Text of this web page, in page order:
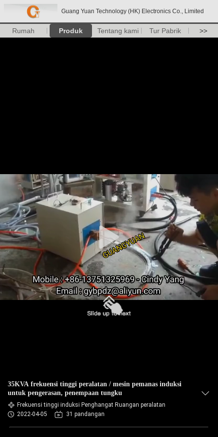
Guang Yuan Technology (HK) Electronics Co., Limited
Rumah Produk Tentang kami Tur Pabrik >>
35KVA frekuensi tinggi peralatan / mesin pemanas induksi
untuk pengerasan, penempaan tungku
Frekuensi tinggi induksi Penghangat Ruangan peralatan
2022-04-05
31 pandangan